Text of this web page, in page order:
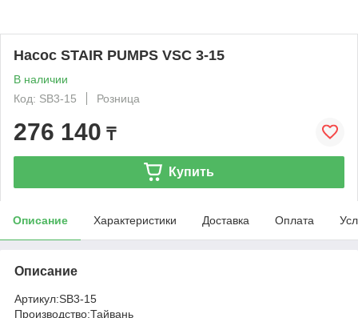
Насос STAIR PUMPS VSC 3-15
В наличии
Код: SB3-15
Розница
276 140 ₸
Купить
Описание Характеристики Доставка Оплата
Описание
Артикул:SB3-15
Производство:Тайвань